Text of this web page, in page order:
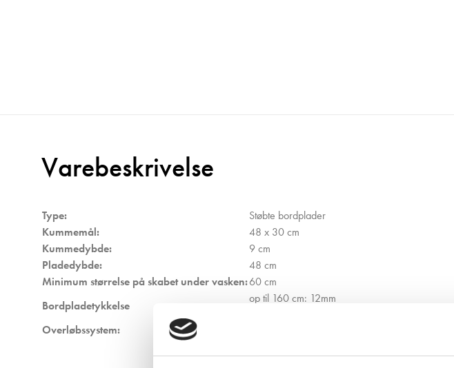
Varebeskrivelse
Type:
Støbte bordplader
Kummemål:
48 x 30 cm
Kummedybde:
9 cm
Pladedybde:
48 cm
Minimum størrelse på skabet under vasken:60 cm
Bordpladetykkelse
op til 160 cm: 12mm
Overløbssystem: